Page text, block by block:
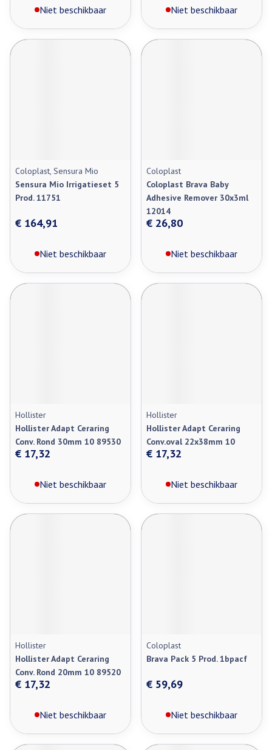
Niet beschikbaar Niet beschikbaar
Coloplast, Sensura Mio
Sensura Mio Irrigatieset 5
Prod. 11751
€ 164,91
Niet beschikbaar
Coloplast
Coloplast Brava Baby
Adhesive Remover 30x3ml
12014
€ 26,80
Niet beschikbaar
Hollister
Hollister Adapt Ceraring
Conv. Rond 30mm 10 89530
€ 17,32
Niet beschikbaar
Hollister
Hollister Adapt Ceraring
Conv.oval 22x38mm 10
€ 17,32
Niet beschikbaar
Hollister
Hollister Adapt Ceraring
Conv. Rond 20mm 10 89520
€ 17,32
Niet beschikbaar
Coloplast
Brava Pack 5 Prod. 1bpacf
€ 59,69
Niet beschikbaar